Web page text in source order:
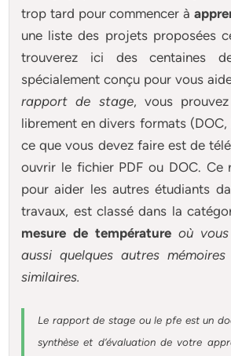
trop tard pour commencer à
une liste des projets proposées
trouverez ici des centaines
spécialement conçu pour vous
rapport de stage, vous
librement en divers formats (DOC,
ce que vous devez faire est de
ouvrir le fichier PDF ou DOC. Ce
pour aider les autres étudiants
travaux, est classé dans la
mesure de températureoù
aussi quelques autres
similaires.
Le rapport de stage ou le pfe est un
synthèse et d’évaluation de votre